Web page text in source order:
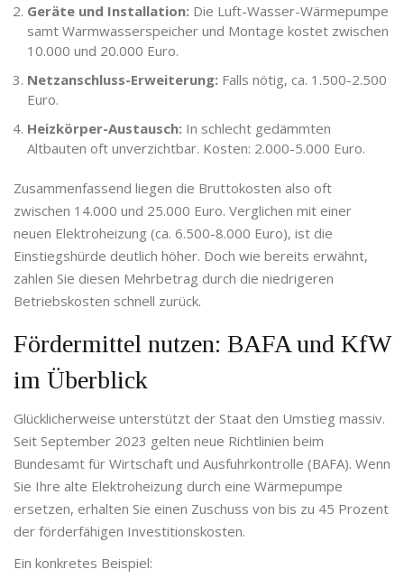
Geräte und Installation: Die Luft-Wasser-Wärmepumpe
samt Warmwasserspeicher und Montage kostet zwischen
10.000 und 20.000 Euro.
Netzanschluss-Erweiterung: Falls nötig, ca. 1.500-2.500
Euro.
Heizkörper-Austausch: In schlecht gedämmten
Altbauten oft unverzichtbar. Kosten: 2.000-5.000 Euro.
Zusammenfassend liegen die Bruttokosten also oft
zwischen 14.000 und 25.000 Euro. Verglichen mit einer
neuen Elektroheizung (ca. 6.500-8.000 Euro), ist die
Einstiegshürde deutlich höher. Doch wie bereits erwähnt,
zahlen Sie diesen Mehrbetrag durch die niedrigeren
Betriebskosten schnell zurück.
Fördermittel nutzen: BAFA und KfW
im Überblick
Glücklicherweise unterstützt der Staat den Umstieg massiv.
Seit September 2023 gelten neue Richtlinien beim
Bundesamt für Wirtschaft und Ausfuhrkontrolle (BAFA). Wenn
Sie Ihre alte Elektroheizung durch eine Wärmepumpe
ersetzen, erhalten Sie einen Zuschuss von bis zu 45 Prozent
der förderfähigen Investitionskosten.
Ein konkretes Beispiel: